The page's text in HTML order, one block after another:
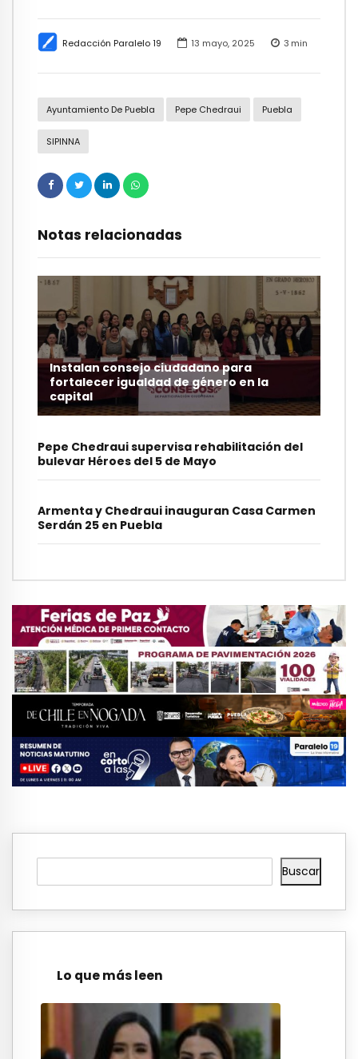
Redacción Paralelo 19 13 mayo, 2025 3 min
Ayuntamiento De Puebla Pepe Chedraui Puebla
SIPINNA
Notas relacionadas
Instalan consejo ciudadano para
fortalecer igualdad de género en la
capital
Pepe Chedraui supervisa rehabilitación del
bulevar Héroes del 5 de Mayo
Armenta y Chedraui inauguran Casa Carmen
Serdán 25 en Puebla
Buscar
Lo que más leen